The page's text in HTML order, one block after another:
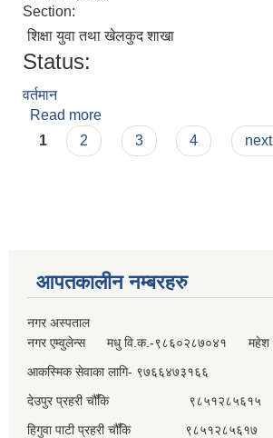
Section:
शिक्षा युवा तथा खेलकुद शाखा
Status:
वर्तमान
Read more
Pages
1 2 3 4 next
आपतकालीन नम्बरहरु
नगर अस्पताल
नगर एम्वुलेन्स मधु वि.क.-९८६०२८७०४१ महेश
आकस्मिक सेवाका लागि- ९७६६४७३१६६
देउपुर प्रहरी चौँकि ९८५१२८५६१५
हिगुवा पाटी प्रहरी चौँकि ९८५१२८५६१७